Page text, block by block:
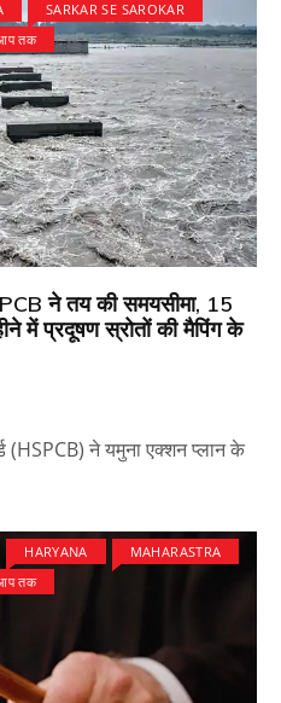
SARKAR SE SAROKAR
तक
ने तय की समयसीमा, 15
में प्रदूषण स्रोतों की मैपिंग के
(HSPCB) ने यमुना एक्शन प्लान के
HARYANA
MAHARASTRA
तक